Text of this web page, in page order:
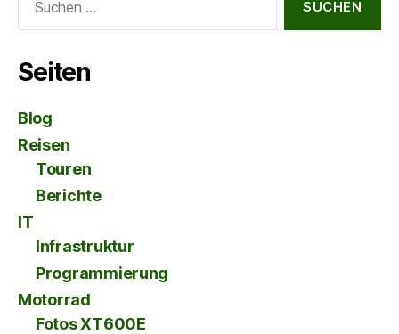
nach:
Seiten
Blog
Reisen
Touren
Berichte
IT
Infrastruktur
Programmierung
Motorrad
Fotos XT600E